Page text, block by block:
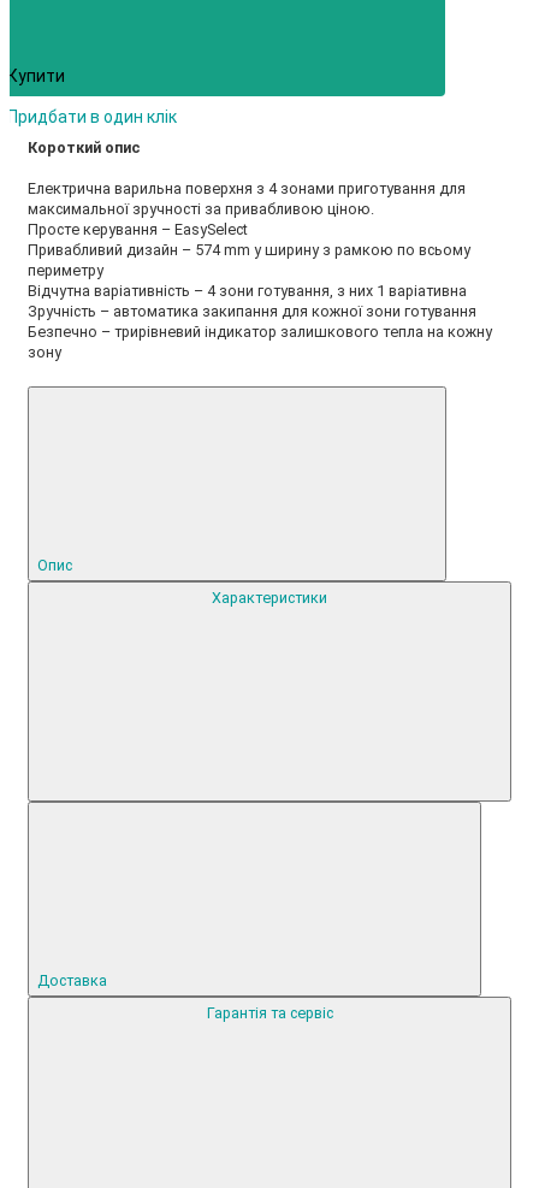
Купити
Придбати в один клік
Короткий опис
Електрична варильна поверхня з 4 зонами приготування для
максимальної зручності за привабливою ціною.
Просте керування – EasySelect
Привабливий дизайн – 574 mm у ширину з рамкою по всьому
периметру
Відчутна варіативність – 4 зони готування, з них 1 варіативна
Зручність – автоматика закипання для кожної зони готування
Безпечно – трирівневий індикатор залишкового тепла на кожну
зону
Опис
Доставка
Гарантія та сервіс